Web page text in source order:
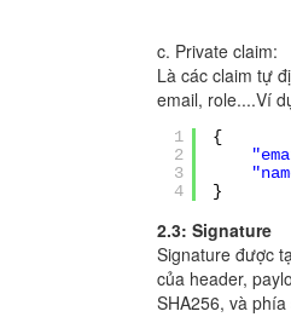
c. Private claim:
Là các claim tự
email, role....Ví
1
2
3
4
{
}
2.3: Signature
Signature được
của header,
SHA256, và